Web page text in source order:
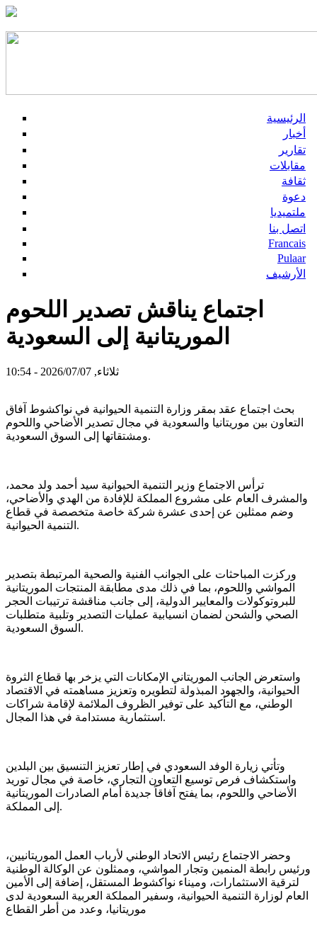
الرئيسية
أخبار
تقارير
مقابلات
ثقافة
دعوة
ملتميديا
اتصل بنا
Francais
Pulaar
الأرشيف
اجتماع يناقش تصدير اللحوم
الموريتانية إلى السعودية
ثلاثاء, 2026/07/07 - 10:54
بحث اجتماع عقد بمقر وزارة التنمية الحيوانية في نواكشوط آفاق
التعاون بين موريتانيا والسعودية في مجال تصدير الأضاحي واللحوم
ومشتقاتها إلى السوق السعودية.
ترأس الاجتماع وزير التنمية الحيوانية سيد أحمد ولد محمد،
والمشرف العام على مشروع المملكة للإفادة من الهدي والأضاحي،
وضم ممثلين عن إحدى عشرة شركة خاصة متخصصة في قطاع
التنمية الحيوانية.
وركزت المباحثات على الجوانب الفنية والصحية المرتبطة بتصدير
المواشي واللحوم، بما في ذلك مدى مطابقة المنتجات الموريتانية
للبروتوكولات والمعايير الدولية، إلى جانب مناقشة ترتيبات الحجر
الصحي والشحن لضمان انسيابية عمليات التصدير وتلبية متطلبات
السوق السعودية.
واستعرض الجانب الموريتاني الإمكانات التي يزخر بها قطاع الثروة
الحيوانية، والجهود المبذولة لتطويره وتعزيز مساهمته في الاقتصاد
الوطني، مع التأكيد على توفير الظروف الملائمة لإقامة شراكات
استثمارية مستدامة في هذا المجال.
وتأتي زيارة الوفد السعودي في إطار تعزيز التنسيق بين البلدين
واستكشاف فرص توسيع التعاون التجاري، خاصة في مجال توريد
الأضاحي واللحوم، بما يفتح آفاقاً جديدة أمام الصادرات الموريتانية
إلى المملكة.
وحضر الاجتماع رئيس الاتحاد الوطني لأرباب العمل الموريتانيين،
ورئيس رابطة المنمين وتجار المواشي، وممثلون عن الوكالة الوطنية
لترقية الاستثمارات، وميناء نواكشوط المستقل، إضافة إلى الأمين
العام لوزارة التنمية الحيوانية، وسفير المملكة العربية السعودية لدى
موريتانيا، وعدد من أطر القطاع